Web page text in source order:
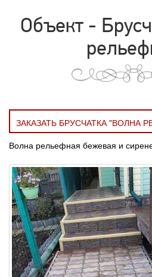
Объект -
ЗАКАЗАТЬ БРУСЧАТКА "ВОЛНА
Волна рельефная бежевая и